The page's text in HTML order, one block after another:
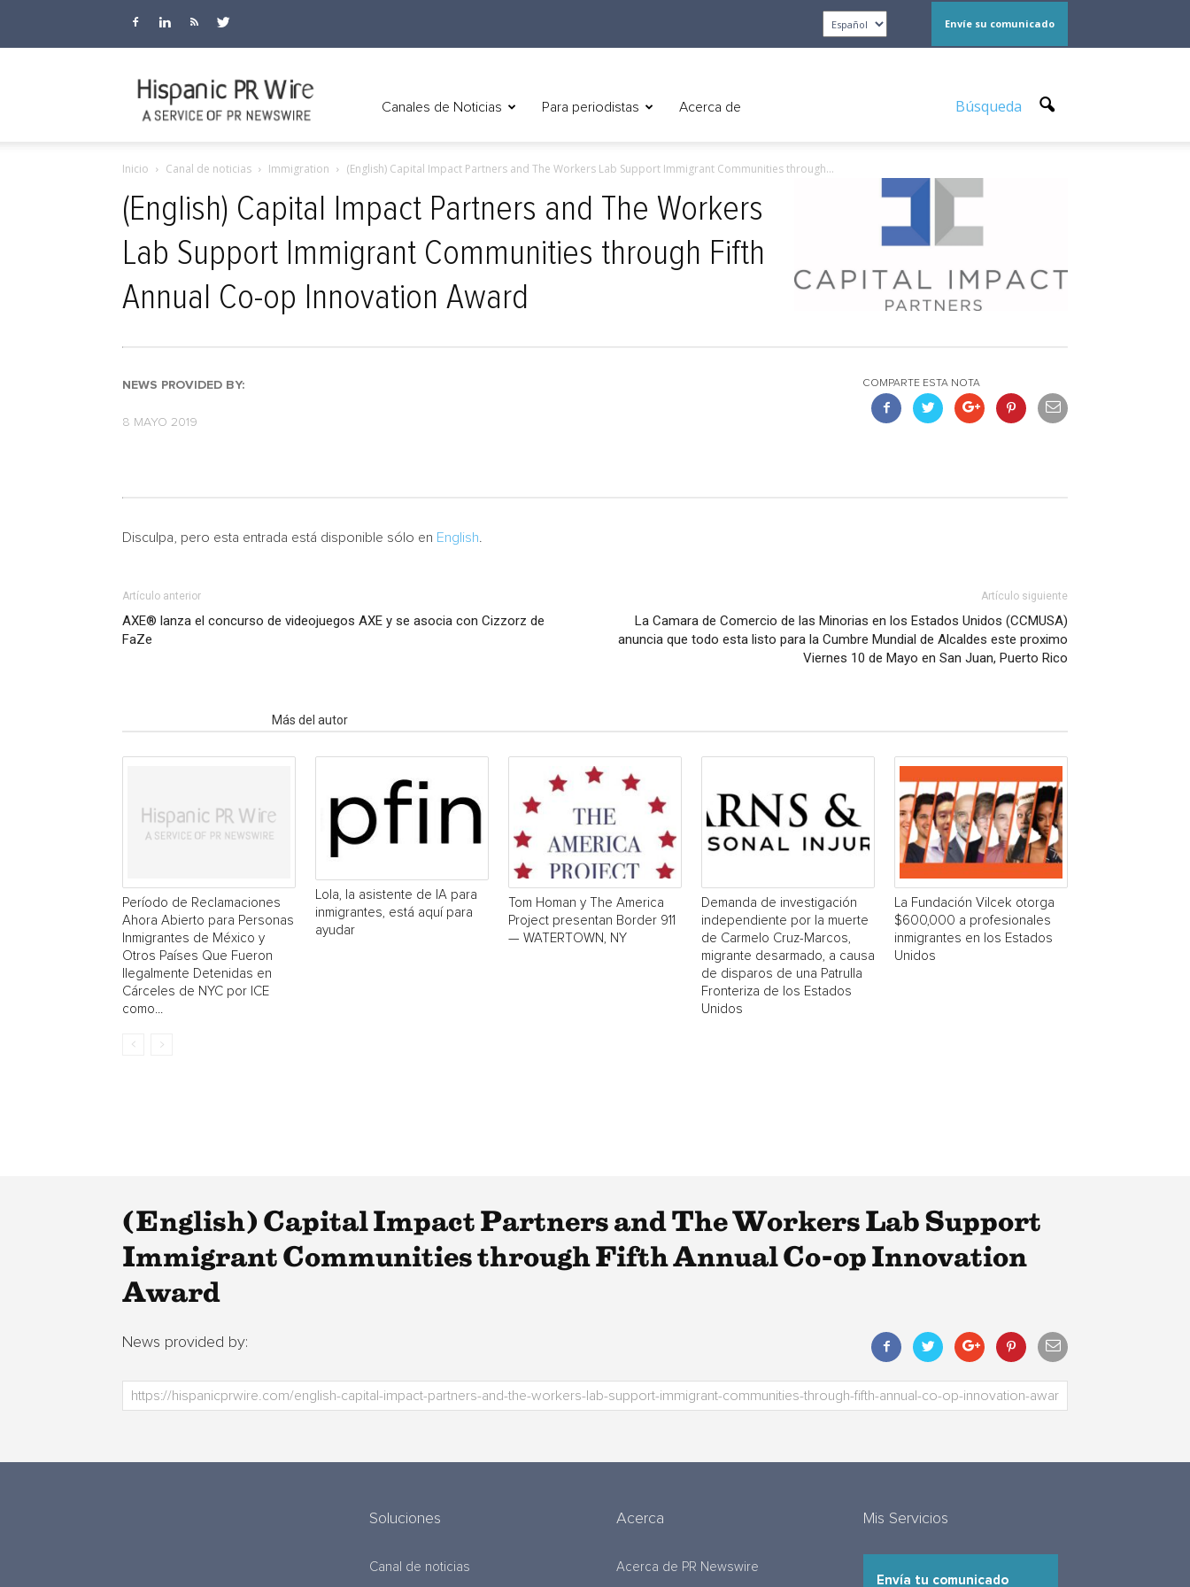
Envíe su comunicado
Canales de Noticias Para periodistas Acerca de Búsqueda
Inicio Canal de noticias Immigration (English) Capital Impact Partners and The Workers Lab Support Immigrant Communities through...
(English) Capital Impact Partners and The Workers
Lab Support Immigrant Communities through Fifth
Annual Co-op Innovation Award
NEWS PROVIDED BY:
8 MAYO 2019
COMPARTE ESTA NOTA
Disculpa, pero esta entrada está disponible sólo en English
Artículo anterior
AXE® lanza el concurso de videojuegos AXE y se asocia con Cizzorz de
FaZe
Artículo siguiente
La Camara de Comercio de las Minorias en los Estados Unidos (CCMUSA)
anuncia que todo esta listo para la Cumbre Mundial de Alcaldes este proximo
Viernes 10 de Mayo en San Juan, Puerto Rico
Más del autor
Período de Reclamaciones
Ahora Abierto para Personas
Inmigrantes de México y
Otros Países Que Fueron
Ilegalmente Detenidas en
Cárceles de NYC por ICE
como...
Lola, la asistente de IA para
inmigrantes, está aquí para
ayudar
Tom Homan y The America
Project presentan Border 911
— WATERTOWN, NY
Demanda de investigación
independiente por la muerte
de Carmelo Cruz-Marcos,
migrante desarmado, a causa
de disparos de una Patrulla
Fronteriza de los Estados
Unidos
La Fundación Vilcek otorga
$600,000 a profesionales
inmigrantes en los Estados
Unidos
(English) Capital Impact Partners and The Workers Lab Support
Immigrant Communities through Fifth Annual Co-op Innovation
Award
News provided by:
Soluciones
Canal de noticias
Acerca
Acerca de PR Newswire
Mis Servicios
Envía tu comunicado